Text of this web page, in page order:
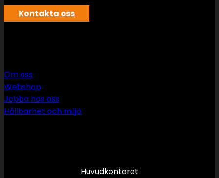
Kontakta oss
Om oss
Webshop
Jobba hos oss
Hållbarhet och miljö
Huvudkontoret